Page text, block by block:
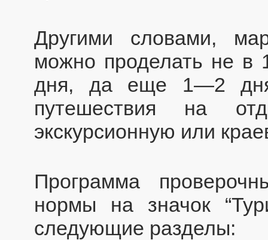
Другими словами,
можно проделать не
дня, да еще 1—2
путешествия на
экскурсионную или
Программа
нормы на значок
следующие разделы: